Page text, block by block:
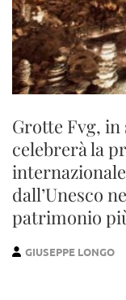
Grotte Fvg, in
celebrerà la
dall’Unesco
patrimonio
GIUSEPPE LONGO